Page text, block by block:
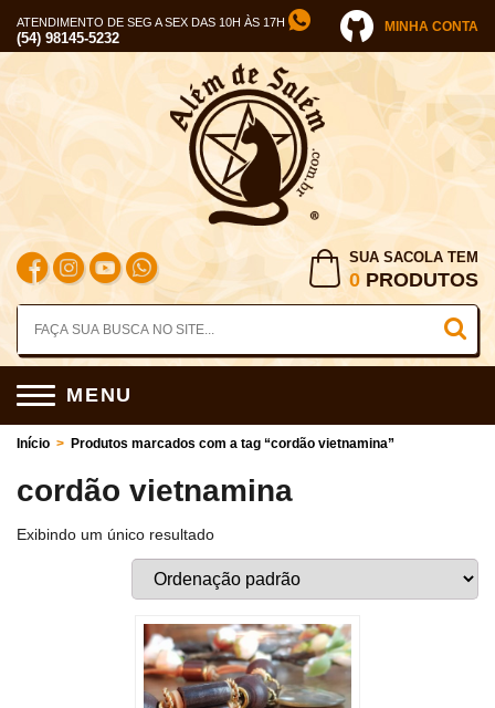
ATENDIMENTO DE SEG A SEX DAS 10H ÀS 17H
(54) 98145-5232
MINHA CONTA
SUA SACOLA TEM
0 PRODUTOS
MENU
Início > Produtos marcados com a tag “cordão vietnamina”
cordão vietnamina
Exibindo um único resultado